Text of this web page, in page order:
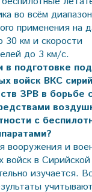
во всём
применения на
30 км и скорости
до 3 км/с.
в подготовке
войск ВКС
ЗРВ в борьбе
с
вооружения и
войск в
изучается.